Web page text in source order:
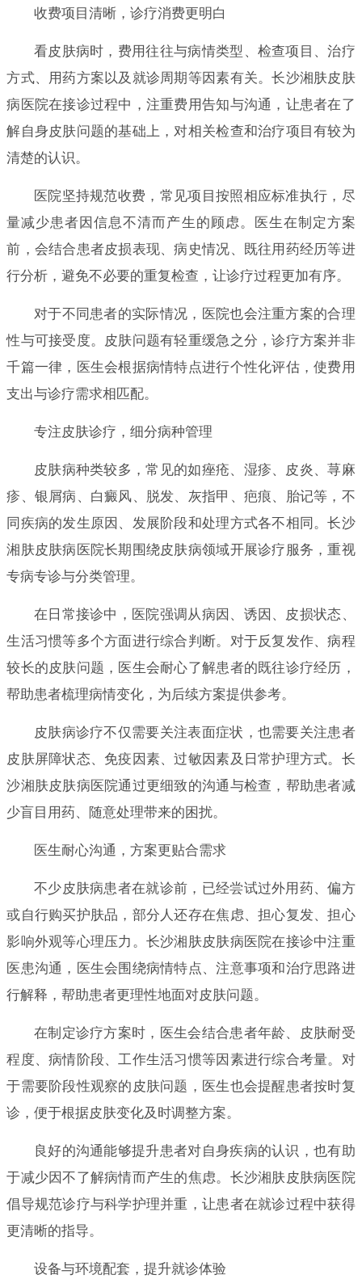
收费项目清晰，诊疗消费更明白
看皮肤病时，费用往往与病情类型、检查项目、治疗
方式、用药方案以及就诊周期等因素有关。长沙湘肤皮肤
病医院在接诊过程中，注重费用告知与沟通，让患者在了
解自身皮肤问题的基础上，对相关检查和治疗项目有较为
清楚的认识。
医院坚持规范收费，常见项目按照相应标准执行，尽
量减少患者因信息不清而产生的顾虑。医生在制定方案
前，会结合患者皮损表现、病史情况、既往用药经历等进
行分析，避免不必要的重复检查，让诊疗过程更加有序。
对于不同患者的实际情况，医院也会注重方案的合理
性与可接受度。皮肤问题有轻重缓急之分，诊疗方案并非
千篇一律，医生会根据病情特点进行个性化评估，使费用
支出与诊疗需求相匹配。
专注皮肤诊疗，细分病种管理
皮肤病种类较多，常见的如痤疮、湿疹、皮炎、荨麻
疹、银屑病、白癜风、脱发、灰指甲、疤痕、胎记等，不
同疾病的发生原因、发展阶段和处理方式各不相同。长沙
湘肤皮肤病医院长期围绕皮肤病领域开展诊疗服务，重视
专病专诊与分类管理。
在日常接诊中，医院强调从病因、诱因、皮损状态、
生活习惯等多个方面进行综合判断。对于反复发作、病程
较长的皮肤问题，医生会耐心了解患者的既往诊疗经历，
帮助患者梳理病情变化，为后续方案提供参考。
皮肤病诊疗不仅需要关注表面症状，也需要关注患者
皮肤屏障状态、免疫因素、过敏因素及日常护理方式。长
沙湘肤皮肤病医院通过更细致的沟通与检查，帮助患者减
少盲目用药、随意处理带来的困扰。
医生耐心沟通，方案更贴合需求
不少皮肤病患者在就诊前，已经尝试过外用药、偏方
或自行购买护肤品，部分人还存在焦虑、担心复发、担心
影响外观等心理压力。长沙湘肤皮肤病医院在接诊中注重
医患沟通，医生会围绕病情特点、注意事项和治疗思路进
行解释，帮助患者更理性地面对皮肤问题。
在制定诊疗方案时，医生会结合患者年龄、皮肤耐受
程度、病情阶段、工作生活习惯等因素进行综合考量。对
于需要阶段性观察的皮肤问题，医生也会提醒患者按时复
诊，便于根据皮肤变化及时调整方案。
良好的沟通能够提升患者对自身疾病的认识，也有助
于减少因不了解病情而产生的焦虑。长沙湘肤皮肤病医院
倡导规范诊疗与科学护理并重，让患者在就诊过程中获得
更清晰的指导。
设备与环境配套，提升就诊体验